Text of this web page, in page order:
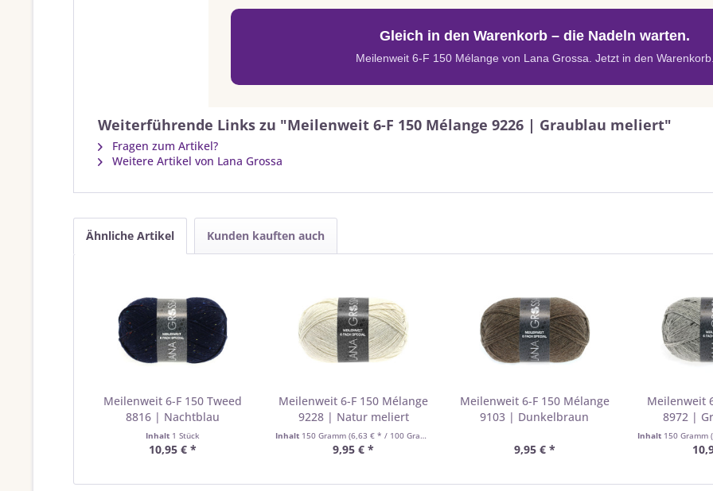
Gleich in den Warenkorb – die Nadeln warten.
Meilenweit 6-F 150 Mélange von Lana Grossa. Jetzt in den Warenkorb.
Weiterführende Links zu "Meilenweit 6-F 150 Mélange 9226 | Graublau meliert"
Fragen zum Artikel?
Weitere Artikel von Lana Grossa
Ähnliche Artikel Kunden kauften auch
Meilenweit 6-F 150 Tweed
8816 | Nachtblau
Inhalt 1 Stück
10,95 € *
Meilenweit 6-F 150 Mélange
9228 | Natur meliert
Inhalt 150 Gramm (6,63 € * / 100 Gramm)
9,95 € *
Meilenweit 6-F 150 Mélange
9103 | Dunkelbraun
9,95 € *
Meilenweit
8972 |
Inhalt 150 Gramm